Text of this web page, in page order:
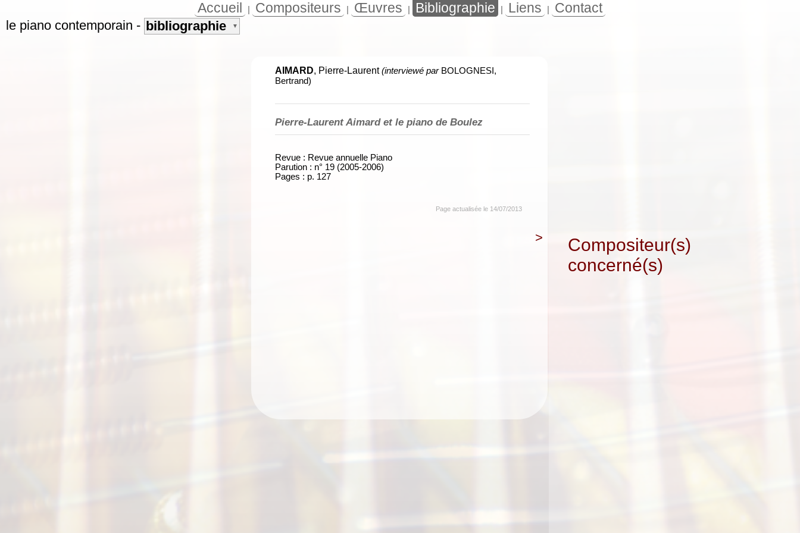
Accueil Compositeurs Œuvres Bibliographie Liens Contact
Compositeur(s)
concerné(s)
AIMARD, Pierre-Laurent (interviewé parBOLOGNESI,
Bertrand)
Pierre-Laurent Aimard et le piano de Boulez
Revue : Revue annuelle Piano
Parution : n° 19 (2005-2006)
Pages : p. 127
Page actualisée le 14/07/2013
>
le piano contemporain - bibliographie ▼